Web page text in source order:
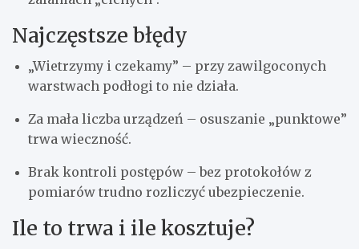
Najczęstsze błędy
„Wietrzymy i czekamy” – przy zawilgoconych
warstwach podłogi to nie działa.
Za mała liczba urządzeń – osuszanie „punktowe”
trwa wieczność.
Brak kontroli postępów – bez protokołów z
pomiarów trudno rozliczyć ubezpieczenie.
Ile to trwa i ile kosztuje?